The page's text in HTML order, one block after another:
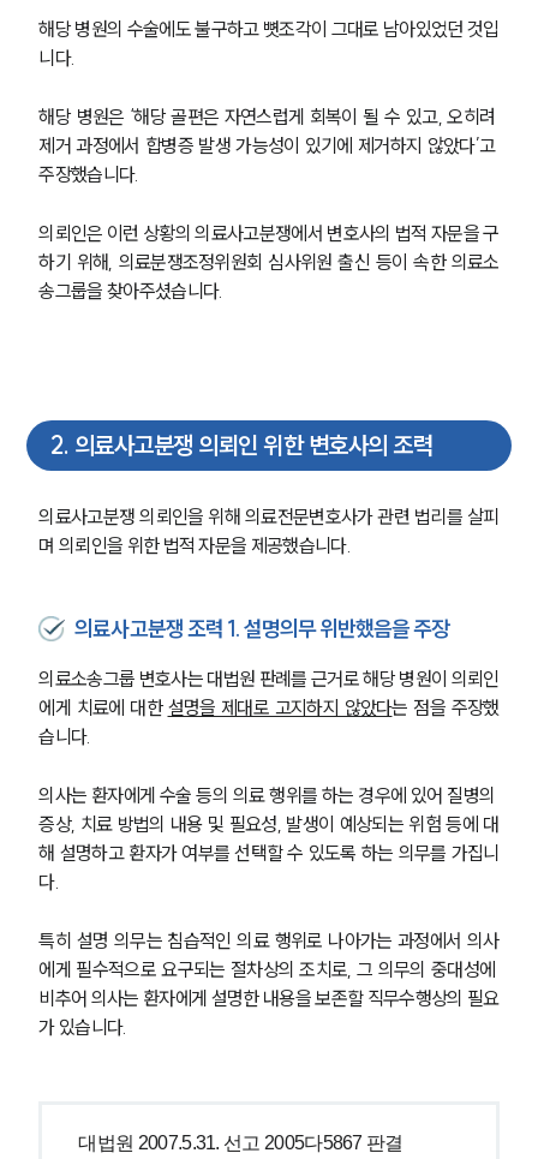
해당 병원의 수술에도 불구하고 뼛조각이 그대로 남아있었던 것입
니다.
해당 병원은 ‘해당 골편은 자연스럽게 회복이 될 수 있고, 오히려
제거 과정에서 합병증 발생 가능성이 있기에 제거하지 않았다’고
주장했습니다.
의뢰인은 이런 상황의 의료사고분쟁에서 변호사의 법적 자문을 구
하기 위해, 의료분쟁조정위원회 심사위원 출신 등이 속한 의료소
송그룹을 찾아주셨습니다.
2. 의료사고분쟁 의뢰인 위한 변호사의 조력
의료사고분쟁 의뢰인을 위해 의료전문변호사가 관련 법리를 살피
며 의뢰인을 위한 법적 자문을 제공했습니다.
의료사고분쟁 조력 1. 설명의무 위반했음을 주장
의료소송그룹 변호사는 대법원 판례를 근거로 해당 병원이 의뢰인
에게 치료에 대한 설명을 제대로 고지하지 않았다는 점을 주장했
습니다.
의사는 환자에게 수술 등의 의료 행위를 하는 경우에 있어 질병의
증상, 치료 방법의 내용 및 필요성, 발생이 예상되는 위험 등에 대
해 설명하고 환자가 여부를 선택할 수 있도록 하는 의무를 가집니
다.
특히 설명 의무는 침습적인 의료 행위로 나아가는 과정에서 의사
에게 필수적으로 요구되는 절차상의 조치로, 그 의무의 중대성에
비추어 의사는 환자에게 설명한 내용을 보존할 직무수행상의 필요
가 있습니다.
대법원 2007.5.31. 선고 2005다5867 판결